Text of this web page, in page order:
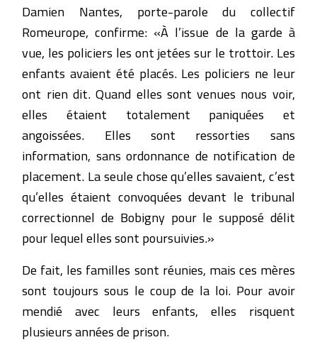
Damien Nantes, porte-parole du collectif
Romeurope, confirme: «À l’issue de la garde à
vue, les policiers les ont jetées sur le trottoir. Les
enfants avaient été placés. Les policiers ne leur
ont rien dit. Quand elles sont venues nous voir,
elles étaient totalement paniquées et
angoissées. Elles sont ressorties sans
information, sans ordonnance de notification de
placement. La seule chose qu’elles savaient, c’est
qu’elles étaient convoquées devant le tribunal
correctionnel de Bobigny pour le supposé délit
pour lequel elles sont poursuivies.»
De fait, les familles sont réunies, mais ces mères
sont toujours sous le coup de la loi. Pour avoir
mendié avec leurs enfants, elles risquent
plusieurs années de prison.